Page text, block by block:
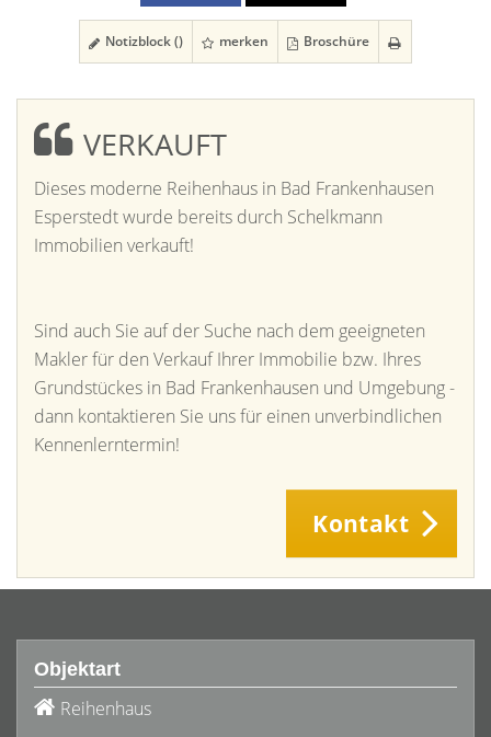
Notizblock () merken Broschüre
VERKAUFT
Dieses moderne Reihenhaus in Bad Frankenhausen
Esperstedt wurde bereits durch Schelkmann
Immobilien verkauft!
Sind auch Sie auf der Suche nach dem geeigneten
Makler für den Verkauf Ihrer Immobilie bzw. Ihres
Grundstückes in Bad Frankenhausen und Umgebung -
dann kontaktieren Sie uns für einen unverbindlichen
Kennenlerntermin!
Kontakt
Objektart
Reihenhaus